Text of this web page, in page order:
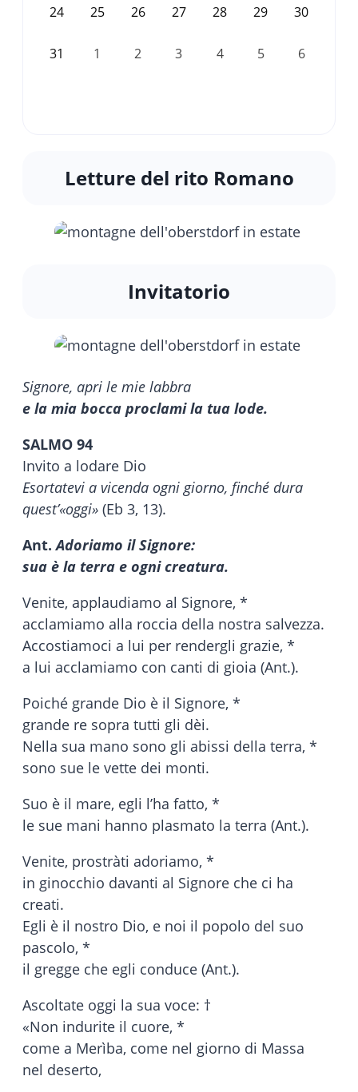
24 25 26 27 28 29 30
31 1 2 3 4 5 6
Letture del rito Romano
Invitatorio
Signore, apri le mie labbra
e la mia bocca proclami la tua lode.
SALMO 94
Invito a lodare Dio
Esortatevi a vicenda ogni giorno, finché dura
quest’«oggi» (Eb 3, 13).
Ant.Adoriamo il Signore:
sua è la terra e ogni creatura.
Venite, applaudiamo al Signore, *
acclamiamo alla roccia della nostra salvezza.
Accostiamoci a lui per rendergli grazie, *
a lui acclamiamo con canti di gioia (Ant.).
Poiché grande Dio è il Signore, *
grande re sopra tutti gli dèi.
Nella sua mano sono gli abissi della terra, *
sono sue le vette dei monti.
Suo è il mare, egli l’ha fatto, *
le sue mani hanno plasmato la terra (Ant.).
Venite, prostràti adoriamo, *
in ginocchio davanti al Signore che ci ha
creati.
Egli è il nostro Dio, e noi il popolo del suo
pascolo, *
il gregge che egli conduce (Ant.).
Ascoltate oggi la sua voce: †
«Non indurite il cuore, *
come a Merìba, come nel giorno di Massa
nel deserto,